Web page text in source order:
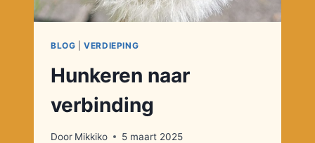
BLOG |VERDIEPING
Hunkeren naar
verbinding
Door Mikkiko 5 maart 2025